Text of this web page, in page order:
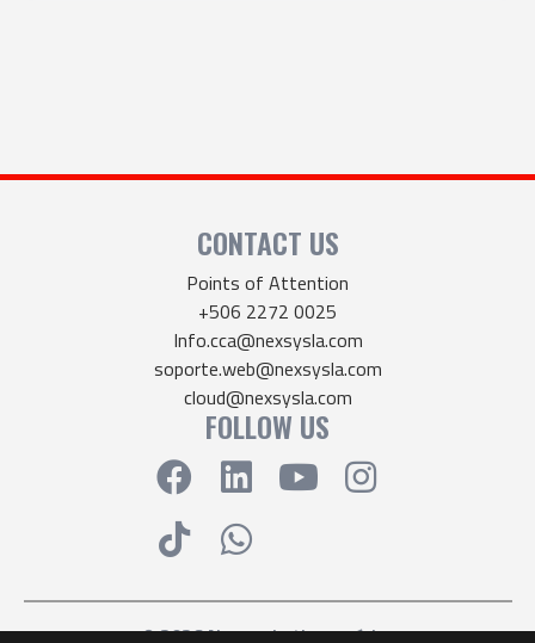
CONTACT US
Points of Attention
+506 2272 0025
Info.cca@nexsysla.com
soporte.web@nexsysla.com
cloud@nexsysla.com
FOLLOW US
© 2026 Nexsys Latinoamérica